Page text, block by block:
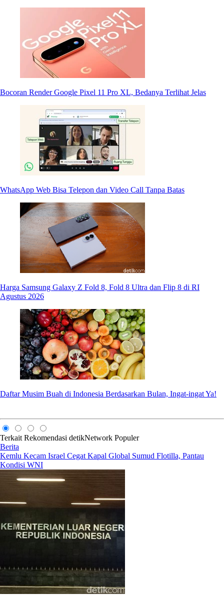
Bocoran Render Google Pixel 11 Pro XL, Bedanya Terlihat Jelas
WhatsApp Web Bisa Telepon dan Video Call Tanpa Batas
Harga Samsung Galaxy Z Fold 8, Fold 8 Ultra dan Flip 8 di RI
Agustus 2026
Daftar Musim Buah di Indonesia Berdasarkan Bulan, Ingat-ingat Ya!
Terkait Rekomendasi detikNetwork Populer
Berita
Kemlu Kecam Israel Cegat Kapal Global Sumud Flotilla, Pantau
Kondisi WNI